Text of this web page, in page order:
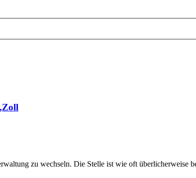
zu wechseln. Die Stelle ist wie oft überlicherweise